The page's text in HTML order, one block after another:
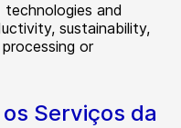
technologies and
sustainability,
or
Serviços da